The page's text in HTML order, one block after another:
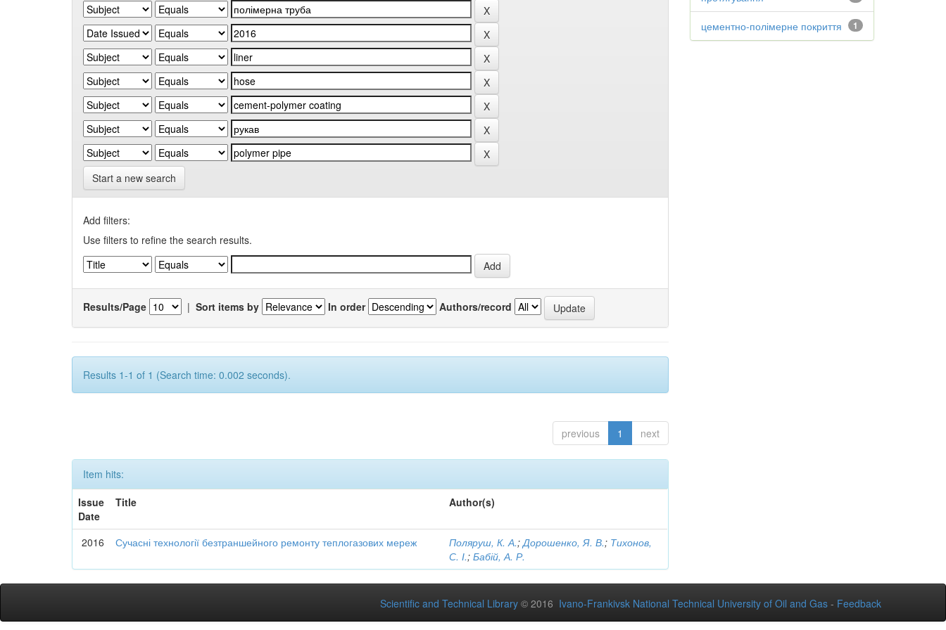
Start a new search
Add filters:
Use filters to refine the search results.
Results/Page | Sort items by In order Authors/record
Results 1-1 of 1 (Search time: 0.002 seconds).
previous 1 next
Item hits:
Issue
Date
Title Author(s)
2016 Сучасні технології безтраншейного ремонту теплогазових мереж Поляруш, К. А.;Дорошенко, Я. В.; Тихонов,
С. І.;Бабій, А. Р.
1
цементно-полімерне покриття
Scientific and Technical Library © 2016 Ivano-Frankivsk National Technical University of Oil and Gas - Feedback